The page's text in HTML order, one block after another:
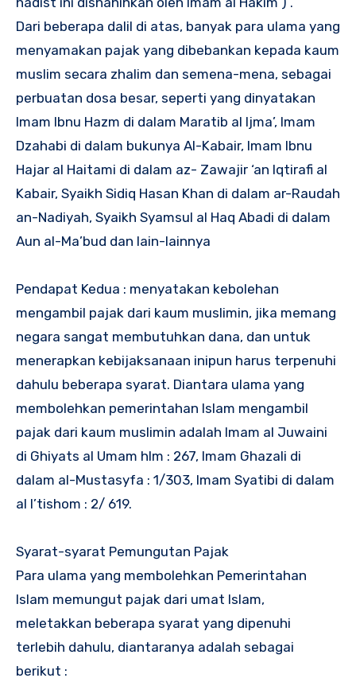
Dari beberapa dalil di atas, banyak para ulama yang
menyamakan pajak yang dibebankan kepada kaum
muslim secara zhalim dan semena-mena, sebagai
perbuatan dosa besar, seperti yang dinyatakan
Imam Ibnu Hazm di dalam Maratib al Ijma’, Imam
Dzahabi di dalam bukunya Al-Kabair, Imam Ibnu
Hajar al Haitami di dalam az- Zawajir ‘an Iqtirafi al
Kabair, Syaikh Sidiq Hasan Khan di dalam ar-Raudah
an-Nadiyah, Syaikh Syamsul al Haq Abadi di dalam
Aun al-Ma’bud dan lain-lainnya
Pendapat Kedua : menyatakan kebolehan
mengambil pajak dari kaum muslimin, jika memang
negara sangat membutuhkan dana, dan untuk
menerapkan kebijaksanaan inipun harus terpenuhi
dahulu beberapa syarat. Diantara ulama yang
membolehkan pemerintahan Islam mengambil
pajak dari kaum muslimin adalah Imam al Juwaini
di Ghiyats al Umam hlm : 267, Imam Ghazali di
dalam al-Mustasyfa : 1/303, Imam Syatibi di dalam
al I’tishom : 2/ 619.
Syarat-syarat Pemungutan Pajak
Para ulama yang membolehkan Pemerintahan
Islam memungut pajak dari umat Islam,
meletakkan beberapa syarat yang dipenuhi
terlebih dahulu, diantaranya adalah sebagai
berikut :